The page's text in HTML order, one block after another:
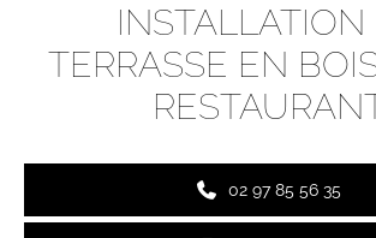
INSTALLATION
TERRASSE EN
02 97 85 56 35